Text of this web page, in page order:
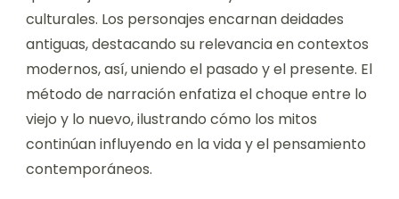
culturales. Los personajes encarnan deidades
antiguas, destacando su relevancia en contextos
modernos, así, uniendo el pasado y el presente. El
método de narración enfatiza el choque entre lo
viejo y lo nuevo, ilustrando cómo los mitos
continúan influyendo en la vida y el pensamiento
contemporáneos.